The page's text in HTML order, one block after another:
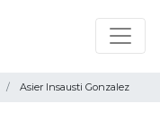
Asier Insausti Gonzalez